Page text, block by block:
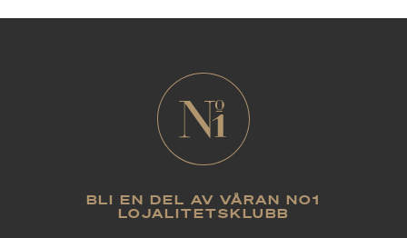
BLI EN DEL AV VÅRAN NO1
LOJALITETSKLUBB